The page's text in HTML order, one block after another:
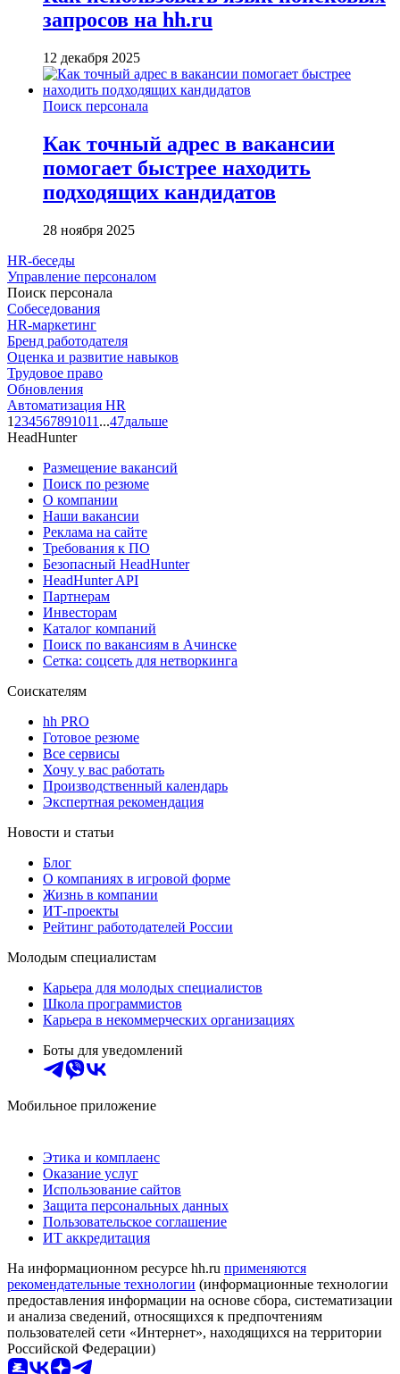
запросов на hh.ru
12 декабря 2025
Поиск персонала
Как точный адрес в вакансии
помогает быстрее находить
подходящих кандидатов
28 ноября 2025
HR-беседы
Управление персоналом
Поиск персонала
Собеседования
HR-маркетинг
Бренд работодателя
Оценка и развитие навыков
Трудовое право
Обновления
Автоматизация HR
1 234567891011 ...47дальше
HeadHunter
Размещение вакансий
Поиск по резюме
О компании
Наши вакансии
Реклама на сайте
Требования к ПО
Безопасный HeadHunter
HeadHunter API
Партнерам
Инвесторам
Каталог компаний
Поиск по вакансиям в Ачинске
Сетка: соцсеть для нетворкинга
Соискателям
hh PRO
Готовое резюме
Все сервисы
Хочу у вас работать
Производственный календарь
Экспертная рекомендация
Новости и статьи
Блог
О компаниях в игровой форме
Жизнь в компании
ИТ-проекты
Рейтинг работодателей России
Молодым специалистам
Карьера для молодых специалистов
Школа программистов
Карьера в некоммерческих организациях
Боты для уведомлений
Мобильное приложение
Этика и комплаенс
Оказание услуг
Использование сайтов
Защита персональных данных
Пользовательское соглашение
ИТ аккредитация
На информационном ресурсе hh.ru применяются
рекомендательные технологии (информационные технологии
предоставления информации на основе сбора, систематизации
и анализа сведений, относящихся к предпочтениям
пользователей сети «Интернет», находящихся на территории
Российской Федерации)